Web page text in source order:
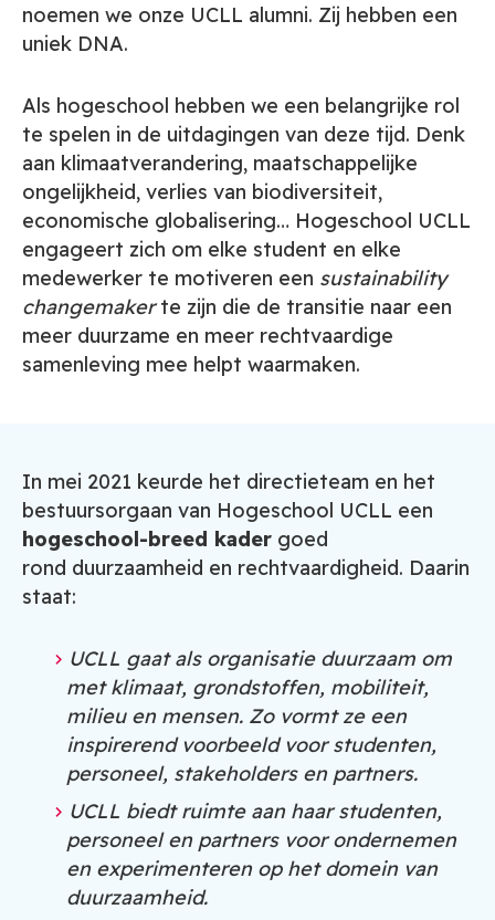
noemen we onze UCLL alumni. Zij hebben een
uniek DNA.
Als hogeschool hebben we een belangrijke rol
te spelen in de uitdagingen van deze tijd. Denk
aan klimaatverandering, maatschappelijke
ongelijkheid, verlies van biodiversiteit,
economische globalisering… Hogeschool UCLL
engageert zich om elke student en elke
medewerker te motiveren een sustainability
changemakerte zijn die de transitie naar een
meer duurzame en meer rechtvaardige
samenleving mee helpt waarmaken.
In mei 2021 keurde het directieteam en het
bestuursorgaan van Hogeschool UCLL een
hogeschool-breed kader goed
rond duurzaamheid en rechtvaardigheid. Daarin
staat:
UCLL gaat als organisatie duurzaam om
met klimaat, grondstoffen, mobiliteit,
milieu en mensen. Zo vormt ze een
inspirerend voorbeeld voor studenten,
personeel, stakeholders en partners.
UCLL biedt ruimte aan haar studenten,
personeel en partners voor ondernemen
en experimenteren op het domein van
duurzaamheid.